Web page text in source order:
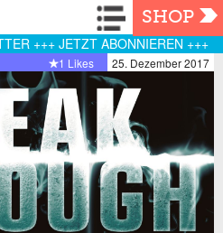
Navigation
SHOP
+++ JETZT ABONNIEREN +++
25. Dezember 2017
1 Likes